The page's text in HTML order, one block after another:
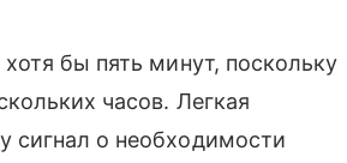
бы пять минут, поскольку
часов. Легкая
сигнал о необходимости